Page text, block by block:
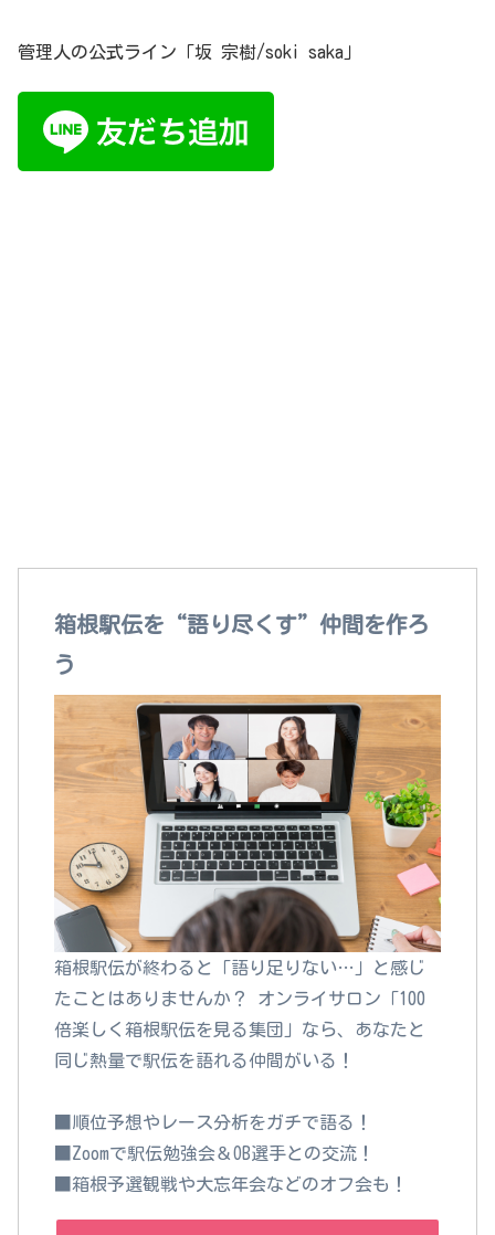
管理人の公式ライン「坂 宗樹/soki saka」
箱根駅伝を“語り尽くす”仲間を作ろ
う
箱根駅伝が終わると「語り足りない…」と感じ
たことはありませんか？ オンライサロン「100
倍楽しく箱根駅伝を見る集団」なら、あなたと
同じ熱量で駅伝を語れる仲間がいる！
■順位予想やレース分析をガチで語る！
■Zoomで駅伝勉強会＆OB選手との交流！
■箱根予選観戦や大忘年会などのオフ会も！